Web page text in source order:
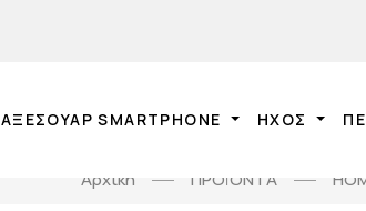
ΑΞΕΣΟΥΑΡ SMARTPHONE ΗΧΟΣ
Αρχική ΠΡΟΪΟΝΤΑ